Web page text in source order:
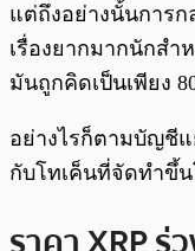
แต่ถึงอย่างนั้นการก
เรื่องยากมากนักสำ
มันถูกคิดเป็นเพียง
อย่างไรก็ตามบัญชีแ
กับโทเค็นที่จัดทำขึ้